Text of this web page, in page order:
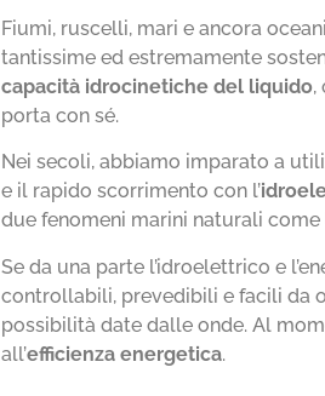
Fiumi, ruscelli, mari e ancora
tantissime ed estremamente
capacità idrocinetiche del liquido,
porta con sé.
Nei secoli, abbiamo imparato a
e il rapido scorrimento con l’
due fenomeni marini naturali come
Se da una parte l’idroelettrico e
controllabili, prevedibili e facili da
possibilità date dalle onde. Al
all’efficienza energetica.